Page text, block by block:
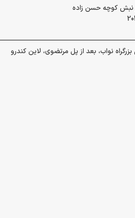
نواب، بعد از پل مرتضوی، لاین کندرو